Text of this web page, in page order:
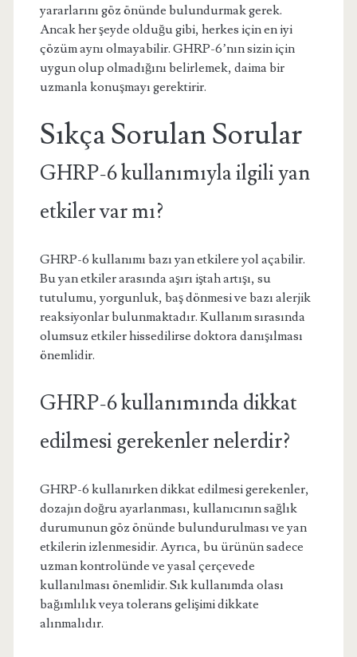
yararlarını göz önünde bulundurmak gerek.
Ancak her şeyde olduğu gibi, herkes için en iyi
çözüm aynı olmayabilir. GHRP-6’nın sizin için
uygun olup olmadığını belirlemek, daima bir
uzmanla konuşmayı gerektirir.
Sıkça Sorulan Sorular
GHRP-6 kullanımıyla ilgili yan
etkiler var mı?
GHRP-6 kullanımı bazı yan etkilere yol açabilir.
Bu yan etkiler arasında aşırı iştah artışı, su
tutulumu, yorgunluk, baş dönmesi ve bazı alerjik
reaksiyonlar bulunmaktadır. Kullanım sırasında
olumsuz etkiler hissedilirse doktora danışılması
önemlidir.
GHRP-6 kullanımında dikkat
edilmesi gerekenler nelerdir?
GHRP-6 kullanırken dikkat edilmesi gerekenler,
dozajın doğru ayarlanması, kullanıcının sağlık
durumunun göz önünde bulundurulması ve yan
etkilerin izlenmesidir. Ayrıca, bu ürünün sadece
uzman kontrolünde ve yasal çerçevede
kullanılması önemlidir. Sık kullanımda olası
bağımlılık veya tolerans gelişimi dikkate
alınmalıdır.